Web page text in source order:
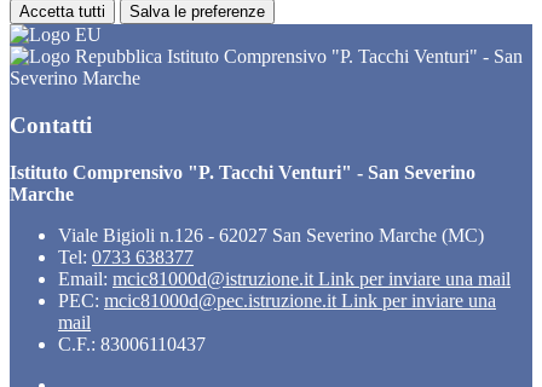
Accetta tutti Salva le preferenze
Istituto Comprensivo "P. Tacchi Venturi" - San
Severino Marche
Contatti
Istituto Comprensivo "P. Tacchi Venturi" - San Severino
Marche
Viale Bigioli n.126 - 62027 San Severino Marche (MC)
Tel: 0733 638377
Email: mcic81000d@istruzione.it Link per inviare una mail
PEC: mcic81000d@pec.istruzione.it Link per inviare una
mail
C.F.: 83006110437